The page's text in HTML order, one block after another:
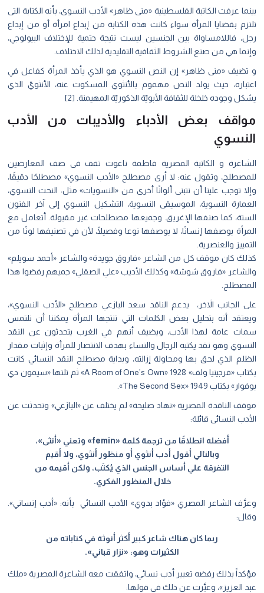
بينما عرفت الكاتبة الفلسطينية «منى ظاهر» الأدب النسوى، بأنه الكتابة التى
تلتزم بقضايا المرأة سواء كانت هذه الكتابة من إبداع امرأة أو من إبداع
رجل، فاللامساواة بين الجنسين ليست نتيجة حتمية للإختلاف البيولوجي،
وإنما هي من صنع الشروط الثقافية التقليدية لذلك الاختلاف.
و تضيف «منى ظاهر» إن النص النسوي هو الذي يأخذ المرأة كفاعل في
اعتباره، حيث يولد النص مهموم بالأنثوي المسكوت عنه، الأنثويّ الذي
يشكل وجوده خلخلة للثقافة الأبويّة الذكوريّة المهيمنة. [2]
مواقف بعض الأدباء والأديبات من الأدب
النسوي
الشاعرة و الكاتبة المصرية فاطمة ناعوت تقف فى صف المعارضين
للمصطلح، وتقول عنه: لا أرى مصطلح «الأدب النسوي» مصطلحًا دقيقًا،
وإلا توجب علينا أن نتبنى ألوانًا أخرى من «النسويات» مثل: النحت النسوي،
العمارة النسوية، الموسيقى النسوية، التشكيل النسوي إلى آخر الفنون
الستة، كما صنفها الإغريق. وجميعها مصطلحات غير مقبولة. أتعامل مع
المرأة بوصفها إنسانًا، لا بوصفها نوعا وفصيلًا، لأن في تصنيفها لونًا من
التمييز والعنصرية.
كذلك كان موقف كل من الشاعر «فاروق جويدة» والشاعر «أحمد سويلم»
والشاعر «فاروق شوشة» وكذلك الأديب «علي الصقلي» جميهم رفضوا هذا
المصطلح.
على الجانب الاَخر، يدعم الناقد سعد البازعي مصطلح «الأدب النسوي»،
ويعتقد أنه بتحليل بعض الكلمات التي تنتجها المرأة يمكننا أن نلتمس
سمات عامة لهذا الأدب، ويضيف أنهم في الغرب يتحدثون عن النقد
النسوي وهو نقد يكتبه الرجال والنساء بهدف الانتصار للمرأة وإثبات مقدار
الظلم الذي لحق بها ومحاولة إزالته، وبداية مصطلح النقد النسائي كانت
بكتاب «فرجينيا ولف» 1928 «A Room of One’s Own» ثم تلتها «سيمون دي
بوفوار» بكتاب 1949 «The Second Sex».
موقف الناقدة المصرية «نهاد صليحة» لم يختلف عن «البازعي» وتحدثت عن
الأدب النسائى قائلة:
أفضله انطلاقًا من ترجمة كلمة «femin» وتعني «أنثى»،
وبالتالي أقول أدب أنثوي أو منظور أنثوي، ولا أقيم
التفرقة علي أساس الجنس الذي يُكتَب، ولكن أقيمه من
خلال المنظور الفكري.
وعرَّف الشاعر المصري «فؤاد بدوي» الأدب النسائي بأنه: «أدب إنساني».
وقال:
ربما كان هناك شاعر كبير أكثر أنوثة في كتاباته من
الكثيرات وهو: «نزار قباني».
مؤكداً بذلك رفضه تعبير أدب نسائي، واتفقت معه الشاعرة المصرية «ملك
عبد العزيز»، وعبَّرت عن ذلك فى قولها: